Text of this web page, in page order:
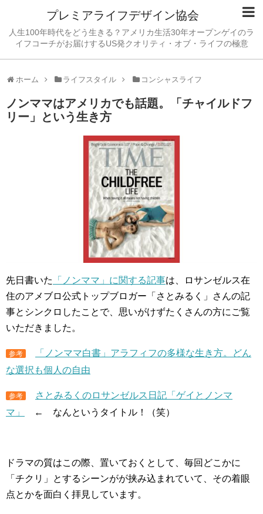
プレミアライフデザイン協会
人生100年時代をどう生きる？アメリカ生活30年オープンゲイのラ
イフコーチがお届けするUS発クオリティ・オブ・ライフの極意
ホーム ライフスタイル コンシャスライフ
ノンママはアメリカでも話題。「チャイルドフ
リー」という生き方
先日書いた 「ノンママ」に関する記事は、ロサンゼルス在
住のアメブロ公式トップブロガー「さとみるく」さんの記
事とシンクロしたことで、思いがけずたくさんの方にご覧
いただきました。
参考
「ノンママ白書」アラフィフの多様な生き方。どん
な選択も個人の自由
参考
さとみるくのロサンゼルス日記「ゲイとノンマ
マ」
← なんというタイトル！（笑）
ドラマの質はこの際、置いておくとして、毎回どこかに
「チクリ」とするシーンがが挟み込まれていて、その着眼
点とかを面白く拝見しています。